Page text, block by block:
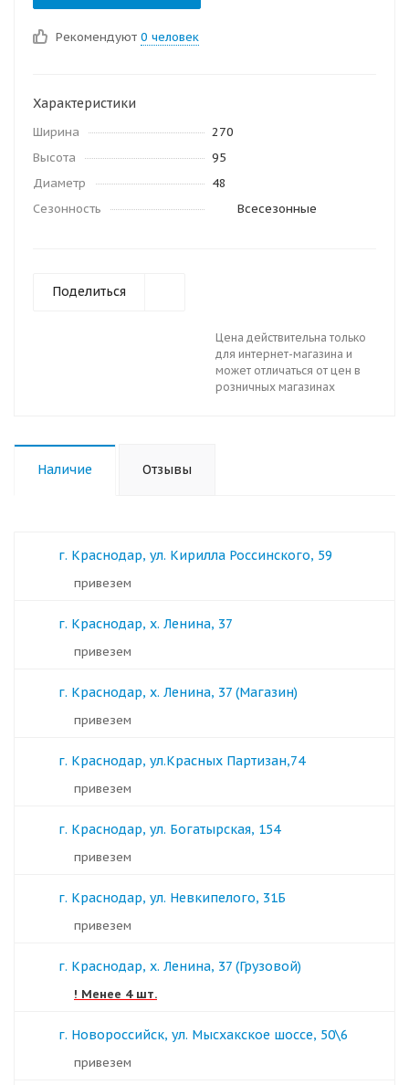
Рекомендуют 0 человек
Характеристики
Ширина
270
Высота
95
Диаметр
48
Сезонность
Всесезонные
Поделиться
Цена действительна только
для интернет-магазина и
может отличаться от цен в
розничных магазинах
Наличие Отзывы
г. Краснодар, ул. Кирилла Россинского, 59
Привезем
г. Краснодар, х. Ленина, 37
Привезем
г. Краснодар, х. Ленина, 37 (Магазин)
Привезем
г. Краснодар, ул.Красных Партизан,74
Привезем
г. Краснодар, ул. Богатырская, 154
Привезем
г. Краснодар, ул. Невкипелого, 31Б
Привезем
г. Краснодар, х. Ленина, 37 (Грузовой)
! Менее 4 шт.
г. Новороссийск, ул. Мысхакское шоссе, 50\6
Привезем